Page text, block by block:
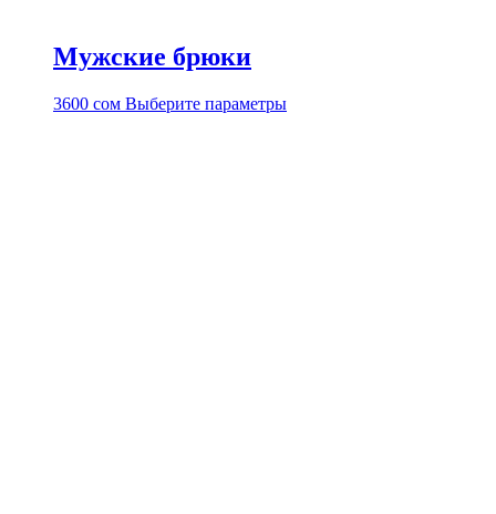
Мужские брюки
3600 сом Выберите параметрыЭтот